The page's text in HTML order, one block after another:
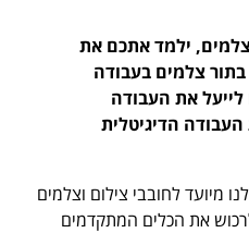
ילמד אתכם את
צלמים בעבודה
את העבודה
הדיגיטלית
מיועד לחובבי צילום וצלמים
את הכלים המתקדמים